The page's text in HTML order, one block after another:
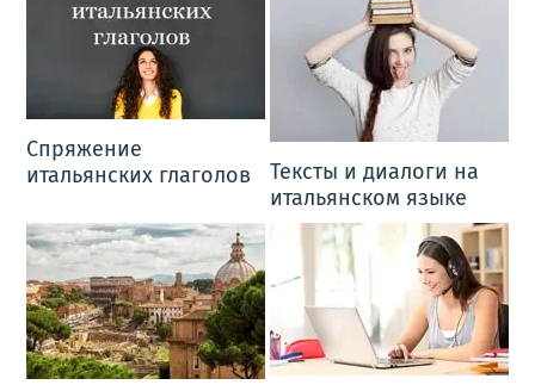
Спряжение
итальянских глаголов
Тексты и диалоги на
итальянском языке